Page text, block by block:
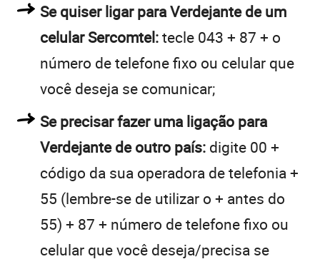
Se quiser ligar para Verdejante de um
celular Sercomtel:tecle 043 + 87 + o
número de telefone fixo ou celular que
você deseja se comunicar;
Se precisar fazer uma ligação para
Verdejante de outro país: digite 00 +
código da sua operadora de telefonia +
55 (lembre-se de utilizar o + antes do
55) + 87 + número de telefone fixo ou
celular que você deseja/precisa se